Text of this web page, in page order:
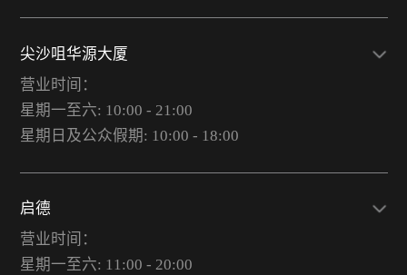
尖沙咀华源大厦
营业时间：
星期一至六: 10:00 - 21:00
星期日及公众假期: 10:00 - 18:00
启德
营业时间：
星期一至六: 11:00 - 20:00